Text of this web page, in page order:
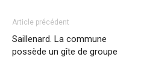
Article précédent
Saillenard. La commune
possède un gîte de groupe